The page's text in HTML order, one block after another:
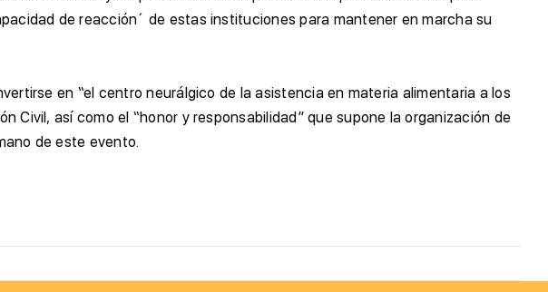
de reacción´ de estas instituciones para mantener en marcha su
en “el centro neurálgico de la asistencia en materia alimentaria a los
Civil, así como el “honor y responsabilidad” que supone la organización de
de este evento.